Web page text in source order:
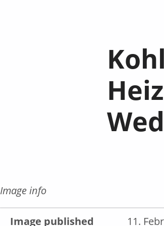
Image info
Image published 11.